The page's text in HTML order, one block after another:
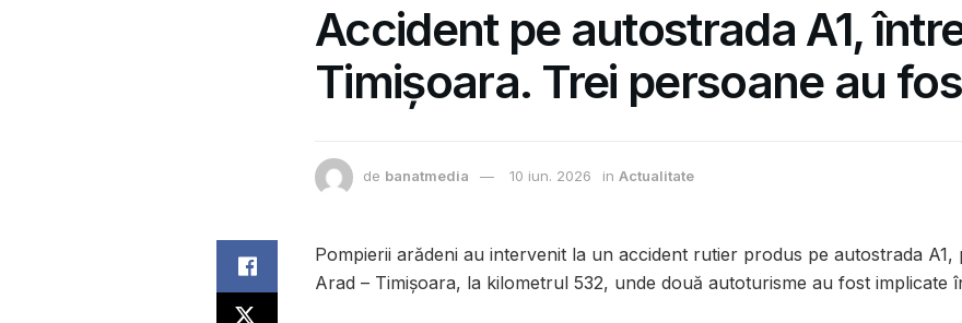
Accident pe autostrada A1,
Timișoara. Trei persoane au
de banatmedia 10 iun. 2026 in Actualitate
Pompierii arădeni au intervenit la un accident rutier produs pe autostrada A1,
Arad – Timișoara, la kilometrul 532, unde două autoturisme au fost implicate